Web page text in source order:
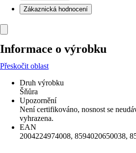
Zákaznická hodnocení
Informace o výrobku
Přeskočit oblast
Druh výrobku
Šňůra
Upozornění
Není certifikováno, nosnost se
vyhrazena.
EAN
2004224974008, 8594020650038,